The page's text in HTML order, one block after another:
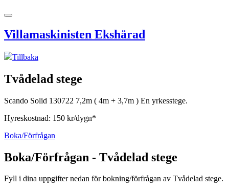
Villamaskinisten Ekshärad
Tillbaka
Tvådelad stege
Scando Solid 130722 7,2m ( 4m + 3,7m ) En yrkesstege.
Hyreskostnad: 150 kr/dygn*
Boka/Förfrågan
Boka/Förfrågan - Tvådelad stege
Fyll i dina uppgifter nedan för bokning/förfrågan av Tvådelad stege.